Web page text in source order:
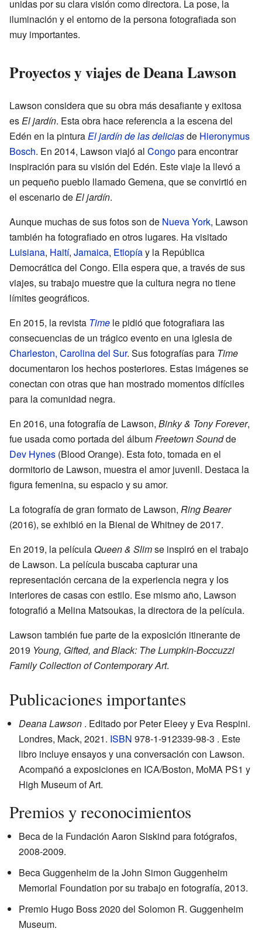
unidas por su clara visión como directora. La pose, la
iluminación y el entorno de la persona fotografiada son
muy importantes.
Proyectos y viajes de Deana Lawson
Lawson considera que su obra más desafiante y exitosa
esEl jardín. Esta obra hace referencia a la escena del
Edén en la pinturaEl jardín de las deliciasde Hieronymus
Bosch. En 2014, Lawson viajó al Congopara encontrar
inspiración para su visión del Edén. Este viaje la llevó a
un pequeño pueblo llamado Gemena, que se convirtió en
el escenario deEl jardín.
Aunque muchas de sus fotos son de Nueva York, Lawson
también ha fotografiado en otros lugares. Ha visitado
Luisiana, Haití, Jamaica, Etiopíay la República
Democrática del Congo. Ella espera que, a través de sus
viajes, su trabajo muestre que la cultura negra no tiene
límites geográficos.
En 2015, la revista Time le pidió que fotografiara las
consecuencias de un trágico evento en una iglesia de
Charleston, Carolina del Sur. Sus fotografías para Time
documentaron los hechos posteriores. Estas imágenes se
conectan con otras que han mostrado momentos difíciles
para la comunidad negra.
En 2016, una fotografía de Lawson, Binky & Tony Forever,
fue usada como portada del álbumFreetown Soundde
Dev Hynes (Blood Orange). Esta foto, tomada en el
dormitorio de Lawson, muestra el amor juvenil. Destaca la
figura femenina, su espacio y su amor.
La fotografía de gran formato de Lawson, Ring Bearer
(2016), se exhibió en la Bienal de Whitney de 2017.
En 2019, la película Queen & Slimse inspiró en el trabajo
de Lawson. La película buscaba capturar una
representación cercana de la experiencia negra y los
interiores de casas con estilo. Ese mismo año, Lawson
fotografió a Melina Matsoukas, la directora de la película.
Lawson también fue parte de la exposición itinerante de
2019 Young, Gifted, and Black: The Lumpkin-Boccuzzi
Family Collection of Contemporary Art.
Publicaciones importantes
Deana Lawson . Editado por Peter Eleey y Eva Respini.
Londres, Mack, 2021. ISBN 978-1-912339-98-3 . Este
libro incluye ensayos y una conversación con Lawson.
Acompañó a exposiciones en ICA/Boston, MoMA PS1 y
High Museum of Art.
Premios y reconocimientos
Beca de la Fundación Aaron Siskind para fotógrafos,
2008-2009.
Beca Guggenheim de la John Simon Guggenheim
Memorial Foundation por su trabajo en fotografía, 2013.
Premio Hugo Boss 2020 del Solomon R. Guggenheim
Museum.